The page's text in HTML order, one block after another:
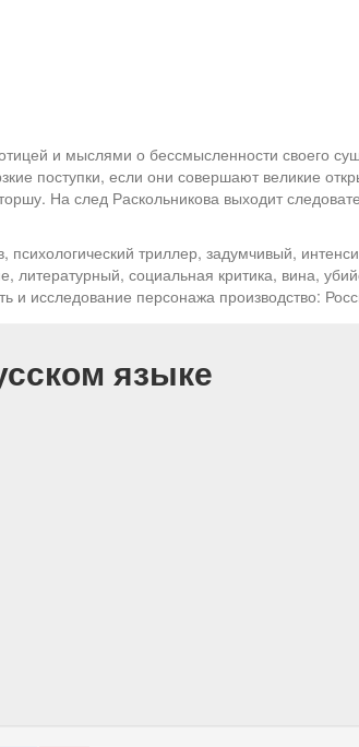
и мыслями о бессмысленности своего
поступки, если они совершают великие
На след Раскольникова выходит
триллер, задумчивый,
социальная критика, вина,
и исследование персонажа производство:
языке